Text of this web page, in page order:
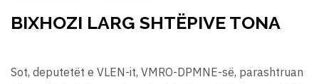
BIXHOZI LARG SHTËPIVE TONA
Sot, deputetët e VLEN-it, VMRO-DPMNE-së, parashtruan